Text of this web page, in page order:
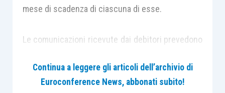
mese di scadenza di ciascuna di esse.
Le comunicazioni ricevute dai debitori prevedono
esposti:
Continua a leggere gli articoli dell’archivio di
Euroconference News, abbonati subito!